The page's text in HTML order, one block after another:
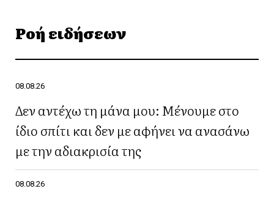
Ροή ειδήσεων
08.08.26
Δεν αντέχω τη μάνα μου: Μένουμε στο
ίδιο σπίτι και δεν με αφήνει να ανασάνω
με την αδιακρισία της
08.08.26